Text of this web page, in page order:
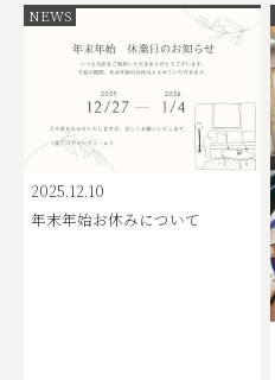
NEWS
2025.12.10
年末年始お休みについて